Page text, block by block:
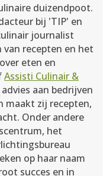
duizendpoot.
bij 'TIP' en
journalist
recepten en het
eten en
Assisti Culinair &
aan bedrijven
maakt zij recepten,
Onder andere
het
op haar naam
succes en in